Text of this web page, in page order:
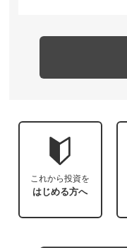
これから投資を
はじめる方へ